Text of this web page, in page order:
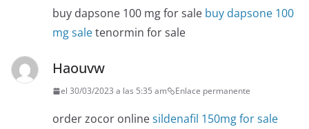
buy dapsone 100 mg for sale buy dapsone 100
mg saletenormin for sale
Haouvw
el 30/03/2023 a las 5:35 am Enlace permanente
order zocor onlinesildenafil 150mg for sale